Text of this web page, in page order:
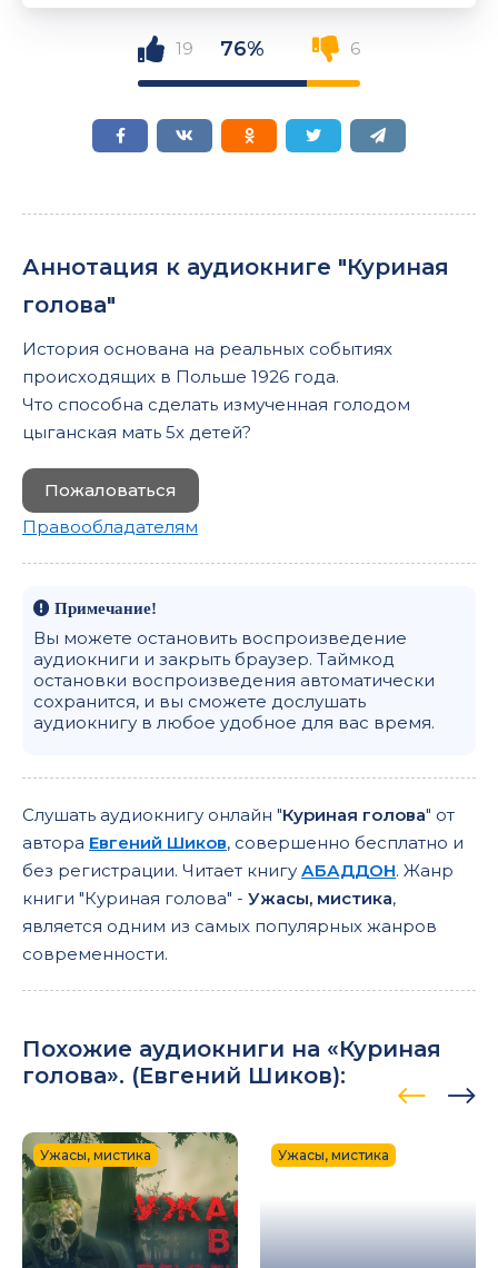
19 76% 6
Аннотация к аудиокниге "Куриная
голова"
История основана на реальных событиях
происходящих в Польше 1926 года.
Что способна сделать измученная голодом
цыганская мать 5х детей?
Пожаловаться
Правообладателям
Примечание!
Вы можете остановить воспроизведение
аудиокниги и закрыть браузер. Таймкод
остановки воспроизведения автоматически
сохранится, и вы сможете дослушать
аудиокнигу в любое удобное для вас время.
Слушать аудиокнигу онлайн "Куриная голова" от
автора Евгений Шиков, совершенно бесплатно и
без регистрации. Читает книгу АБАДДОН. Жанр
книги "Куриная голова" - Ужасы, мистика,
является одним из самых популярных жанров
современности.
Похожие аудиокниги на «Куриная
голова». (Евгений Шиков):
Ужасы, мистика Ужасы, мистика